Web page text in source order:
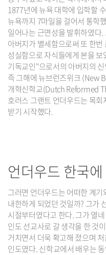
1877년에 뉴욕 대학에 입학할
뉴욕까지 7마일을 걸어서 통학
일어나는 근면성을 발휘하였다
아버지가 별세함으로써 또 한
성실함으로 자식들에게 본을
기독교인"으로서의 아버지의
즉 그해에 뉴브런즈위크 (New
개혁신학교(Dutch Reformed
호러스 그랜트 언더우드는 목
받기 시작했다.
언더우드 한국
그러면 언더우드는 어떠한 계
내한하게 되었던 것일까? 그가
시절부터였다고 한다. 그가 열
인도 선교사로 갈 생각을 한 것
거치면서 더욱 확고해 졌으며
인도였다. 신학교에서 배우는